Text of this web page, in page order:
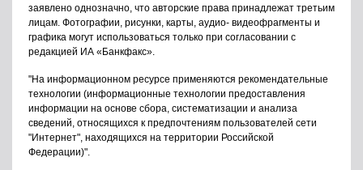
заявлено однозначно, что авторские права принадлежат третьим
лицам. Фотографии, рисунки, карты, аудио- видеофрагменты и
графика могут использоваться только при согласовании с
редакцией ИА «Банкфакс».
"На информационном ресурсе применяются рекомендательные
технологии (информационные технологии предоставления
информации на основе сбора, систематизации и анализа
сведений, относящихся к предпочтениям пользователей сети
"Интернет", находящихся на территории Российской
Федерации)".